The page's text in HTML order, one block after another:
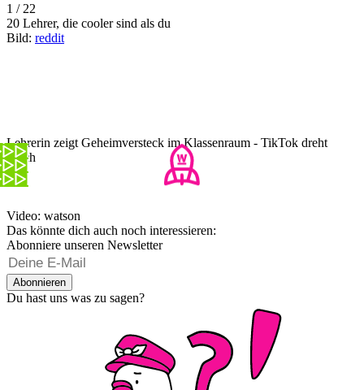
1 / 22
20 Lehrer, die cooler sind als du
Bild: reddit
Lehrerin zeigt Geheimversteck im Klassenraum - TikTok dreht
durch
Video: watson
Das könnte dich auch noch interessieren:
Abonniere unseren Newsletter
Abonnieren
Du hast uns was zu sagen?